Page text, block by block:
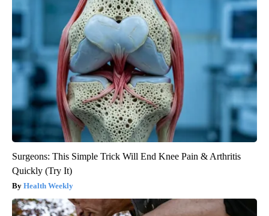
Surgeons: This Simple Trick Will End Knee Pain & Arthritis
Quickly (Try It)
Health Weekly